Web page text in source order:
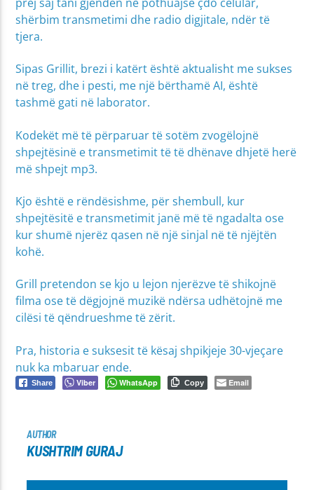
shërbim transmetimi dhe radio digjitale, ndër të
tjera.
Sipas Grillit, brezi i katërt është aktualisht me sukses
në treg, dhe i pesti, me një bërthamë AI, është
tashmë gati në laborator.
Kodekët më të përparuar të sotëm zvogëlojnë
shpejtësinë e transmetimit të të dhënave dhjetë herë
më shpejt mp3.
Kjo është e rëndësishme, për shembull, kur
shpejtësitë e transmetimit janë më të ngadalta ose
kur shumë njerëz qasen në një sinjal në të njëjtën
kohë.
Grill pretendon se kjo u lejon njerëzve të shikojnë
filma ose të dëgjojnë muzikë ndërsa udhëtojnë me
cilësi të qëndrueshme të zërit.
Pra, historia e suksesit të kësaj shpikjeje 30-vjeçare
nuk ka mbaruar ende.
Share Viber WhatsApp Copy Email
AUTHOR
KUSHTRIM GURAJ